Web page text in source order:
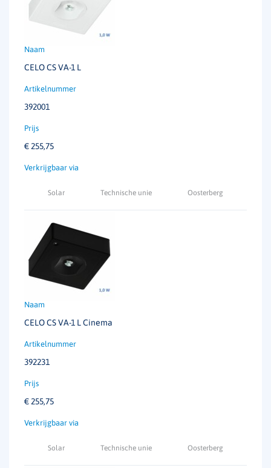
CELO CS VA-1 L
392001
€ 255,75
Solar Technische unie Oosterberg
CELO CS VA-1 L Cinema
392231
€ 255,75
Solar Technische unie Oosterberg